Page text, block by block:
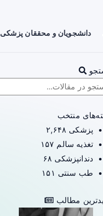
دانشجویان و محققان پزشکی
منتخب
پزشکی ۲,۶۴۸
تغذیه سالم ۱۵۷
دندانپزشکی ۶۸
طب سنتی ۱۵۱
مطالب